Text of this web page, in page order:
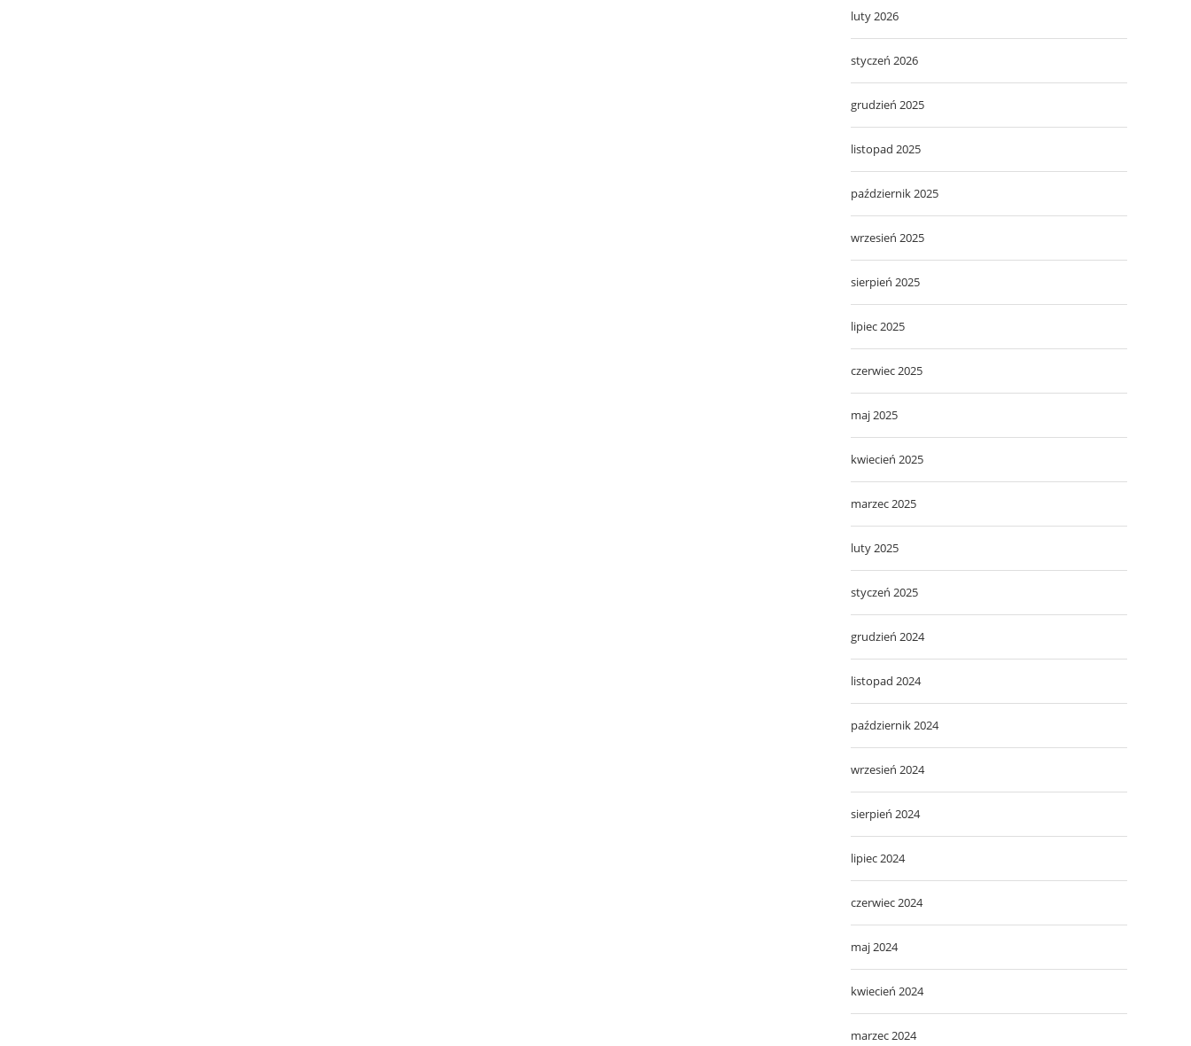
luty 2026
styczeń 2026
grudzień 2025
listopad 2025
październik 2025
wrzesień 2025
sierpień 2025
lipiec 2025
czerwiec 2025
maj 2025
kwiecień 2025
marzec 2025
luty 2025
styczeń 2025
grudzień 2024
listopad 2024
październik 2024
wrzesień 2024
sierpień 2024
lipiec 2024
czerwiec 2024
maj 2024
kwiecień 2024
marzec 2024